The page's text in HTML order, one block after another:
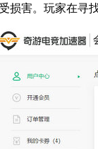
害。玩家在寻